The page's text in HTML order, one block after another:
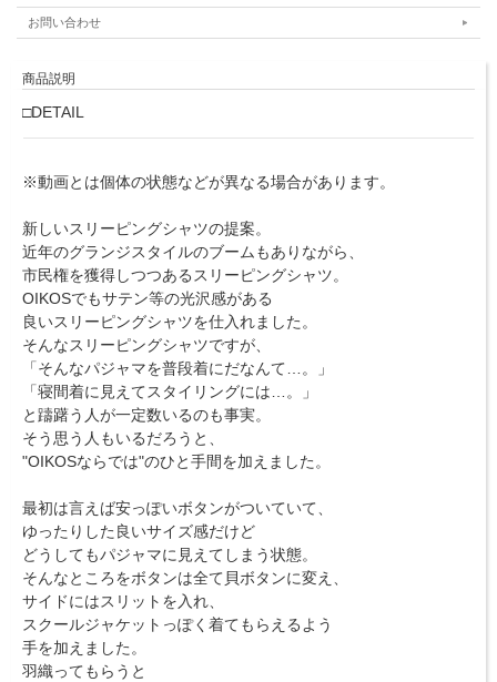
お問い合わせ
商品説明
□DETAIL
※動画とは個体の状態などが異なる場合があります。
新しいスリーピングシャツの提案。
近年のグランジスタイルのブームもありながら、
市民権を獲得しつつあるスリーピングシャツ。
OIKOSでもサテン等の光沢感がある
良いスリーピングシャツを仕入れました。
そんなスリーピングシャツですが、
「そんなパジャマを普段着にだなんて…。」
「寝間着に見えてスタイリングには…。」
と躊躇う人が一定数いるのも事実。
そう思う人もいるだろうと、
"OIKOSならでは"のひと手間を加えました。
最初は言えば安っぽいボタンがついていて、
ゆったりした良いサイズ感だけど
どうしてもパジャマに見えてしまう状態。
そんなところをボタンは全て貝ボタンに変え、
サイドにはスリットを入れ、
スクールジャケットっぽく着てもらえるよう
手を加えました。
羽織ってもらうと